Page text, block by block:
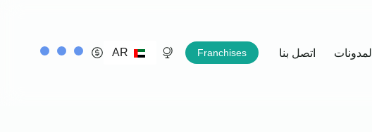
المدونات اتصل بنا Franchises